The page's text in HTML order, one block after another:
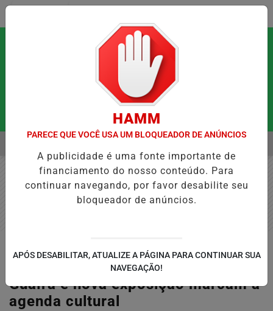
EM ALTA
GERAL
Oficinas, espetáculos no Teatro
Guaíra e nova exposição marcam a
agenda cultural
HAMM
PARECE QUE VOCÊ USA UM BLOQUEADOR DE ANÚNCIOS
A publicidade é uma fonte importante de
financiamento do nosso conteúdo. Para
continuar navegando, por favor desabilite seu
bloqueador de anúncios.
APÓS DESABILITAR, ATUALIZE A PÁGINA PARA CONTINUAR SUA
NAVEGAÇÃO!